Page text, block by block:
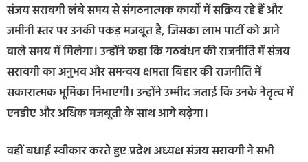
संजय सरावगी लंबे समय से संगठनात्मक कार्यों में सक्रिय रहे हैं और
जमीनी स्तर पर उनकी पकड़ मजबूत है, जिसका लाभ पार्टी को आने
वाले समय में मिलेगा। उन्होंने कहा कि गठबंधन की राजनीति में संजय
सरावगी का अनुभव और समन्वय क्षमता बिहार की राजनीति में
सकारात्मक भूमिका निभाएगी। उन्होंने उम्मीद जताई कि उनके नेतृत्व में
एनडीए और अधिक मजबूती के साथ आगे बढ़ेगा।
वहीं बधाई स्वीकार करते हुए प्रदेश अध्यक्ष संजय सरावगी ने सभी